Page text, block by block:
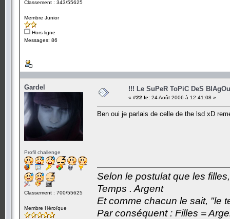
Classement : 343/55625
Membre Junior
Hors ligne
Messages: 86
Gardel
Profil challenge
Classement : 700/55625
Membre Héroïque
!!! Le SuPeR ToPiC DeS
« #22 le: 24 Août 2006 à 12:41:08 »
Ben oui je parlais de celle de the lsd xD
Selon le postulat que les
Temps . Argent
Et comme chacun le sait, "le
Par conséquent : Filles =